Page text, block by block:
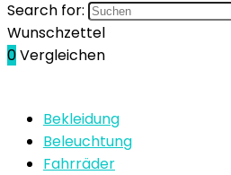
Search for:
Wunschzettel
0Vergleichen
Bekleidung
Beleuchtung
Fahrräder